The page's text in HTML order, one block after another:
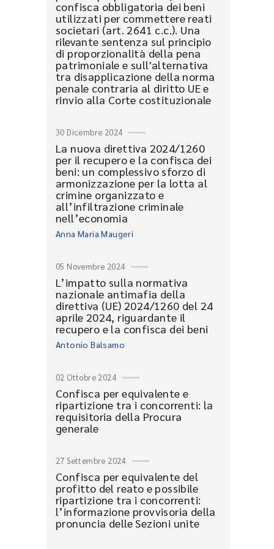
confisca obbligatoria dei beni
utilizzati per commettere reati
societari (art. 2641 c.c.). Una
rilevante sentenza sul principio
di proporzionalità della pena
patrimoniale e sull'alternativa
tra disapplicazione della norma
penale contraria al diritto UE e
rinvio alla Corte costituzionale
30 Dicembre 2024
La nuova direttiva 2024/1260
per il recupero e la confisca dei
beni: un complessivo sforzo di
armonizzazione per la lotta al
crimine organizzato e
all’infiltrazione criminale
nell’economia
Anna Maria Maugeri
05 Novembre 2024
L’impatto sulla normativa
nazionale antimafia della
direttiva (UE) 2024/1260 del 24
aprile 2024, riguardante il
recupero e la confisca dei beni
Antonio Balsamo
02 Ottobre 2024
Confisca per equivalente e
ripartizione tra i concorrenti: la
requisitoria della Procura
generale
27 Settembre 2024
Confisca per equivalente del
profitto del reato e possibile
ripartizione tra i concorrenti:
l’informazione provvisoria della
pronuncia delle Sezioni unite